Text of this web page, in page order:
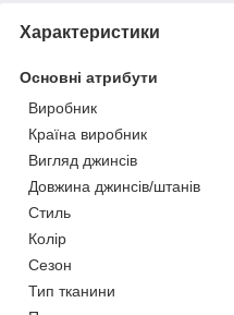
Характеристики
Основні атрибути
Виробник
Країна виробник
Вигляд джинсів
Довжина джинсів/штанів
Стиль
Колір
Сезон
Тип тканини